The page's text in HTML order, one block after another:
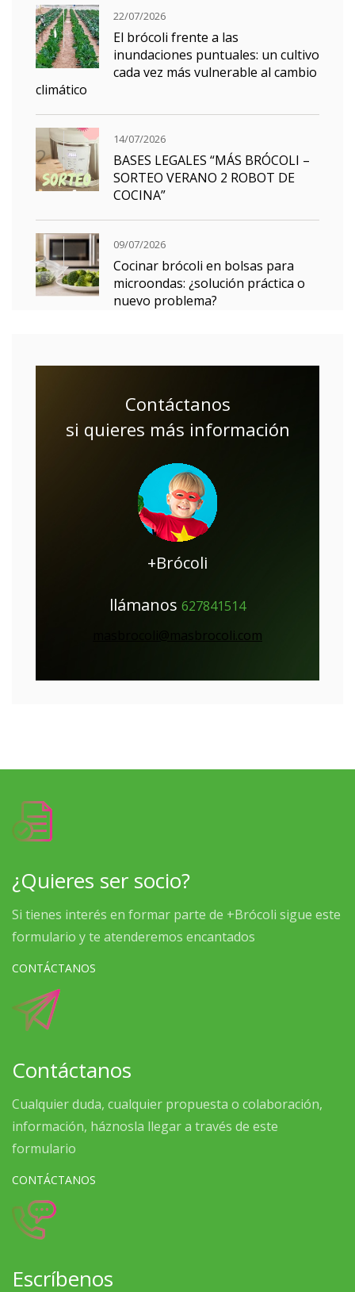
22/07/2026
El brócoli frente a las
inundaciones puntuales: un cultivo
cada vez más vulnerable al cambio
climático
14/07/2026
BASES LEGALES “MÁS BRÓCOLI –
SORTEO VERANO 2 ROBOT DE
COCINA”
09/07/2026
Cocinar brócoli en bolsas para
microondas: ¿solución práctica o
nuevo problema?
Contáctanos
si quieres más información
+Brócoli
llámanos 627841514
masbrocoli@masbrocoli.com
¿Quieres ser socio?
Si tienes interés en formar parte de +Brócoli sigue este
formulario y te atenderemos encantados
CONTÁCTANOS
Contáctanos
Cualquier duda, cualquier propuesta o colaboración,
información, háznosla llegar a través de este
formulario
CONTÁCTANOS
Escríbenos